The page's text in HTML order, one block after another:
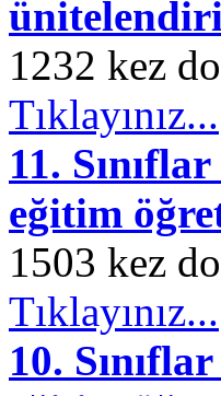
1232 kez
Tıklayınız...
11.
eğitim
1503 kez
Tıklayınız...
10.